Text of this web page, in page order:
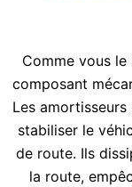
Comme vous
composant
Les
stabiliser le
de route. Ils
la route,